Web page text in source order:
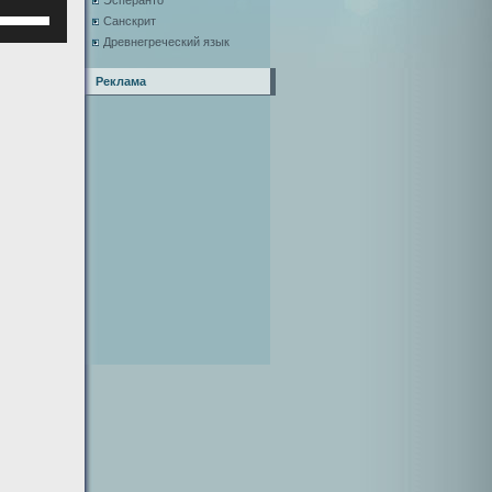
Санскрит
Древнегреческий язык
Реклама